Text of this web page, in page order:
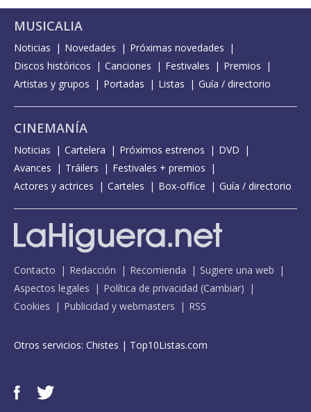
MUSICALIA
Noticias Novedades
Próximas novedades
Discos históricos
Canciones Festivales
Premios
Artistas y grupos
Portadas Listas Guía / directorio
CINEMANÍA
Noticias Cartelera Próximos estrenos
DVD
Avances
Tráilers
Festivales + premios
Actores y actrices
Carteles Box-office Guía / directorio
Contacto Redacción Recomienda
Sugiere una web
Aspectos legales
Política de privacidad (Cambiar)
Cookies
Publicidad y webmasters RSS
Otros servicios: Chistes | Top10Listas.com